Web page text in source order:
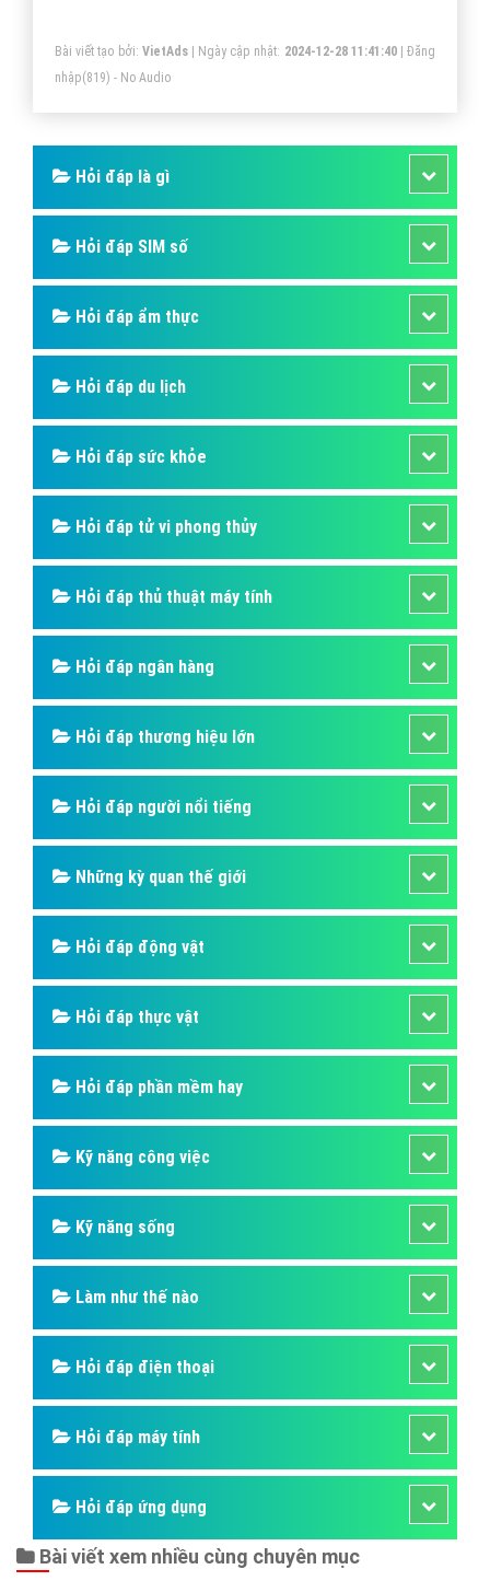
bất kỳ dịch vụ kinh doanh nào của họ.
Bài viết tạo bởi: VietAds| Ngày cập nhật: 2024-12-28 11:41:40|Đăng
nhập(819) - No Audio
Hỏi đáp là gì
Hỏi đáp SIM số
Hỏi đáp ẩm thực
Hỏi đáp du lịch
Hỏi đáp sức khỏe
Hỏi đáp tử vi phong thủy
Hỏi đáp thủ thuật máy tính
Hỏi đáp ngân hàng
Hỏi đáp thương hiệu lớn
Hỏi đáp người nổi tiếng
Những kỳ quan thế giới
Hỏi đáp động vật
Hỏi đáp thực vật
Hỏi đáp phần mềm hay
Kỹ năng công việc
Kỹ năng sống
Làm như thế nào
Hỏi đáp điện thoại
Hỏi đáp máy tính
Hỏi đáp ứng dụng
Bài viết xem nhiều cùng chuyên mục